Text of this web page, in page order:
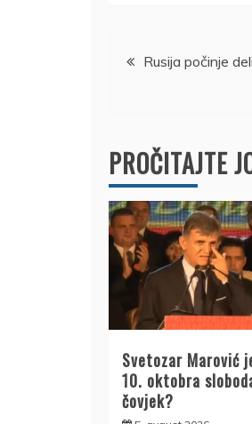
Kretanje
Rusija počinje
PROČITAJTE
Svetozar Marović
10. oktobra
čovjek?